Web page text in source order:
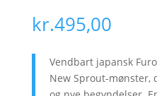
kr.495,00
Vendbart japansk
New Sprout-